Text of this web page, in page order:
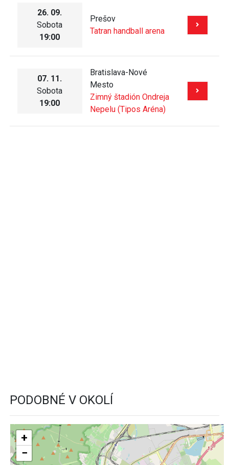
26. 09.
Sobota
19:00
Prešov
Tatran handball arena
07. 11.
Sobota
19:00
Bratislava-Nové
Mesto
Zimný štadión Ondreja
Nepelu (Tipos Aréna)
PODOBNÉ V OKOLÍ
+
−